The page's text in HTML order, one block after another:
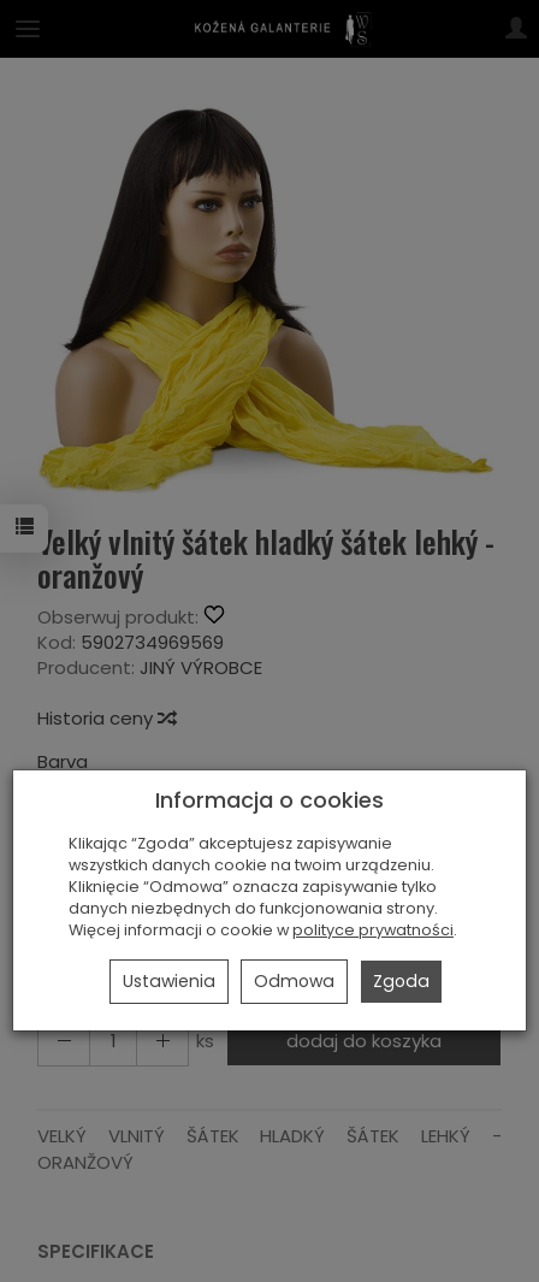
Velký vlnitý šátek hladký šátek lehký -
oranžový
Obserwuj produkt:
Kod: 5902734969569
Producent: JINÝ VÝROBCE
Historia ceny
Barva
Materiál
Bavlna
69,00 Kč
ks dodaj do koszyka
VELKÝ VLNITÝ ŠÁTEK HLADKÝ ŠÁTEK LEHKÝ -
ORANŽOVÝ
SPECIFIKACE
Informacja o cookies
Klikając “Zgoda” akceptujesz zapisywanie
wszystkich danych cookie na twoim urządzeniu.
Kliknięcie “Odmowa” oznacza zapisywanie tylko
danych niezbędnych do funkcjonowania strony.
Więcej informacji o cookie wpolityce prywatności.
Ustawienia Odmowa Zgoda